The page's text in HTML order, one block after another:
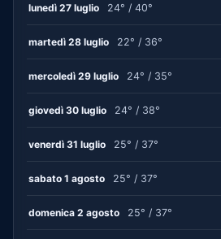
lunedì 27 luglio 24° / 40°
martedì 28 luglio 22° / 36°
mercoledì 29 luglio 24° / 35°
giovedì 30 luglio 24° / 38°
venerdì 31 luglio 25° / 37°
sabato 1 agosto 25° / 37°
domenica 2 agosto 25° / 37°